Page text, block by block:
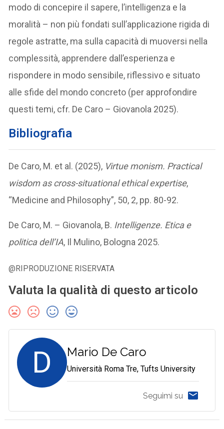
modo di concepire il sapere, l’intelligenza e la
moralità – non più fondati sull’applicazione rigida di
regole astratte, ma sulla capacità di muoversi nella
complessità, apprendere dall’esperienza e
rispondere in modo sensibile, riflessivo e situato
alle sfide del mondo concreto (per approfondire
questi temi, cfr. De Caro – Giovanola 2025).
Bibliografia
De Caro, M. et al. (2025), Virtue monism. Practical
wisdom as cross-situational ethical expertise,
“Medicine and Philosophy”, 50, 2, pp. 80-92.
De Caro, M. – Giovanola, B. Intelligenze. Etica e
politica dell’IA, Il Mulino, Bologna 2025.
@RIPRODUZIONE RISERVATA
Valuta la qualità di questo articolo
D Mario De Caro
Università Roma Tre, Tufts University
Seguimi su